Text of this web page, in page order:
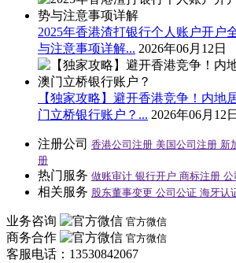
2025年香港渣打银行个人账户开户
与注意事项详解... 2026年06月12日
【独家攻略】避开香港竞争！内地
门立桥银行账户？... 2026年06月12日
注册公司 香港公司注册 美国公司注册 新
册
热门服务 做账审计 银行开户 商标注册 公
相关服务 股东董事变更 公司公证 海牙认
业务咨询 官方微信
商务合作 官方微信
客服电话：13530842067